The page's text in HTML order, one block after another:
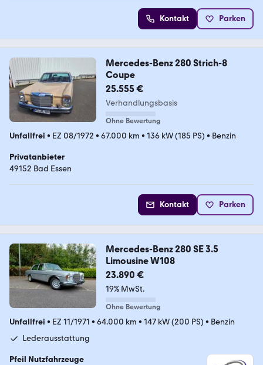
Kontakt Parken
Mercedes-Benz 280 Strich-8
Coupe
25.555 €
Verhandlungsbasis
Ohne Bewertung
Unfallfrei • EZ 08/1972 • 67.000 km • 136 kW (185 PS) • Benzin
Privatanbieter
49152 Bad Essen
Kontakt Parken
Mercedes-Benz 280 SE 3.5
Limousine W108
23.890 €
19% MwSt.
Ohne Bewertung
Unfallfrei • EZ 11/1971 • 64.000 km • 147 kW (200 PS) • Benzin
Lederausstattung
Pfeil Nutzfahrzeuge